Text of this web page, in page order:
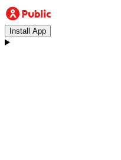
Install App